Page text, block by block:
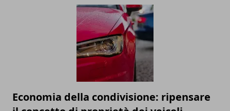
Economia della condivisione: ripensare